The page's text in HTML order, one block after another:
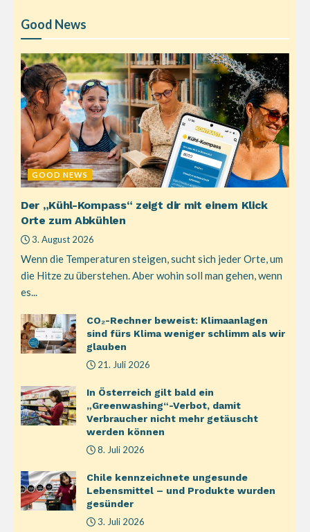
Good News
GOOD NEWS
Der „Kühl-Kompass“ zeigt dir mit einem Klick
Orte zum Abkühlen
3. August 2026
Wenn die Temperaturen steigen, sucht sich jeder Orte, um
die Hitze zu überstehen. Aber wohin soll man gehen, wenn
es...
CO₂-Rechner beweist: Klimaanlagen
sind fürs Klima weniger schlimm als wir
glauben
21. Juli 2026
In Österreich gilt bald ein
„Greenwashing“-Verbot, damit
Verbraucher nicht mehr getäuscht
werden können
8. Juli 2026
Chile kennzeichnete ungesunde
Lebensmittel – und Produkte wurden
gesünder
3. Juli 2026